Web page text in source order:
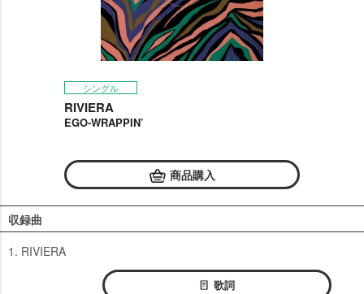
シングル
RIVIERA
EGO-WRAPPIN’
商品購入
収録曲
1. RIVIERA
歌詞